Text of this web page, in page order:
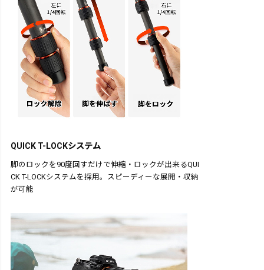
QUICK T-LOCKシステム
脚のロックを90度回すだけで伸縮・ロックが出来るQUI
CK T-LOCKシステムを採用。スピーディーな展開・収納
が可能